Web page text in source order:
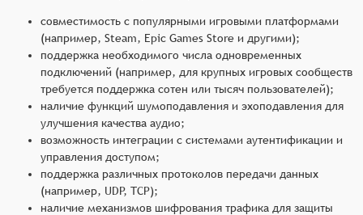
совместимость с популярными игровыми платформами
(например, Steam, Epic Games Store и другими);
поддержка необходимого числа одновременных
подключений (например, для крупных игровых сообществ
требуется поддержка сотен или тысяч пользователей);
наличие функций шумоподавления и эхоподавления для
улучшения качества аудио;
возможность интеграции с системами аутентификации и
управления доступом;
поддержка различных протоколов передачи данных
(например, UDP, TCP);
наличие механизмов шифрования трафика для защиты